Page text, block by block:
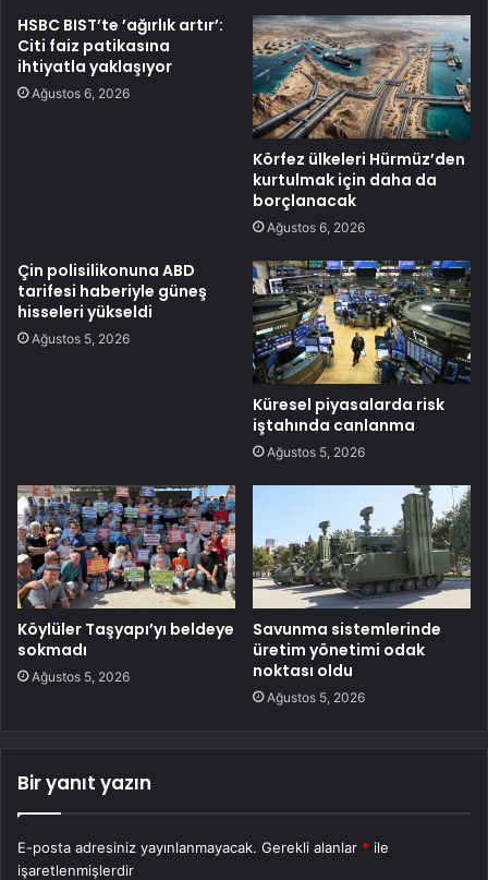
HSBC BIST’te ’ağırlık artır’:
Citi faiz patikasına
ihtiyatla yaklaşıyor
Ağustos 6, 2026
Körfez ülkeleri Hürmüz’den
kurtulmak için daha da
borçlanacak
Ağustos 6, 2026
Çin polisilikonuna ABD
tarifesi haberiyle güneş
hisseleri yükseldi
Ağustos 5, 2026
Küresel piyasalarda risk
iştahında canlanma
Ağustos 5, 2026
Köylüler Taşyapı’yı beldeye
sokmadı
Ağustos 5, 2026
Savunma sistemlerinde
üretim yönetimi odak
noktası oldu
Ağustos 5, 2026
Bir yanıt yazın
E-posta adresiniz yayınlanmayacak. Gerekli alanlar * ile
işaretlenmişlerdir